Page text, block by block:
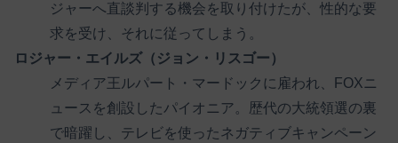
ジャーへ直談判する機会を取り付けたが、性的な要
求を受け、それに従ってしまう。
ロジャー・エイルズ（ジョン・リスゴー）
メディア王ルパート・マードックに雇われ、FOXニ
ュースを創設したパイオニア。歴代の大統領選の裏
で暗躍し、テレビを使ったネガティブキャンペーン